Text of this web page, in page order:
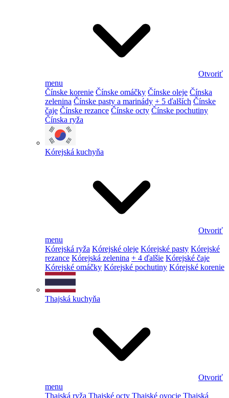
Otvoriť
menu
Čínske korenie Čínske omáčky Čínske oleje Čínska
zelenina Čínske pasty a marinády + 5 ďalších Čínske
čaje Čínske rezance Čínske octy Čínske pochutiny
Čínska ryža
Kórejská kuchyňa
Otvoriť
menu
Kórejská ryža Kórejské oleje Kórejské pasty Kórejské
rezance Kórejská zelenina + 4 ďalšie Kórejské čaje
Kórejské omáčky Kórejské pochutiny Kórejské korenie
Thajská kuchyňa
Otvoriť
menu
Thajská ryža Thajské octy Thajské ovocie Thajská